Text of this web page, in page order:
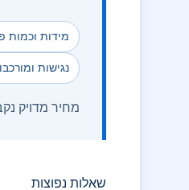
מידות וכמות
נגישות
מחיר מדויק
שאלות נפוצות